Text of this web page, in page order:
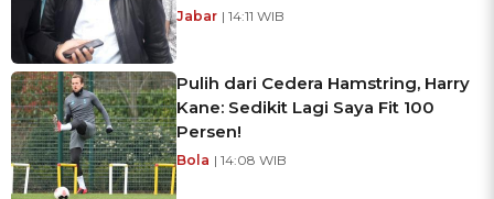
Jabar | 14:11 WIB
Pulih dari Cedera Hamstring, Harry
Kane: Sedikit Lagi Saya Fit 100
Persen!
Bola | 14:08 WIB